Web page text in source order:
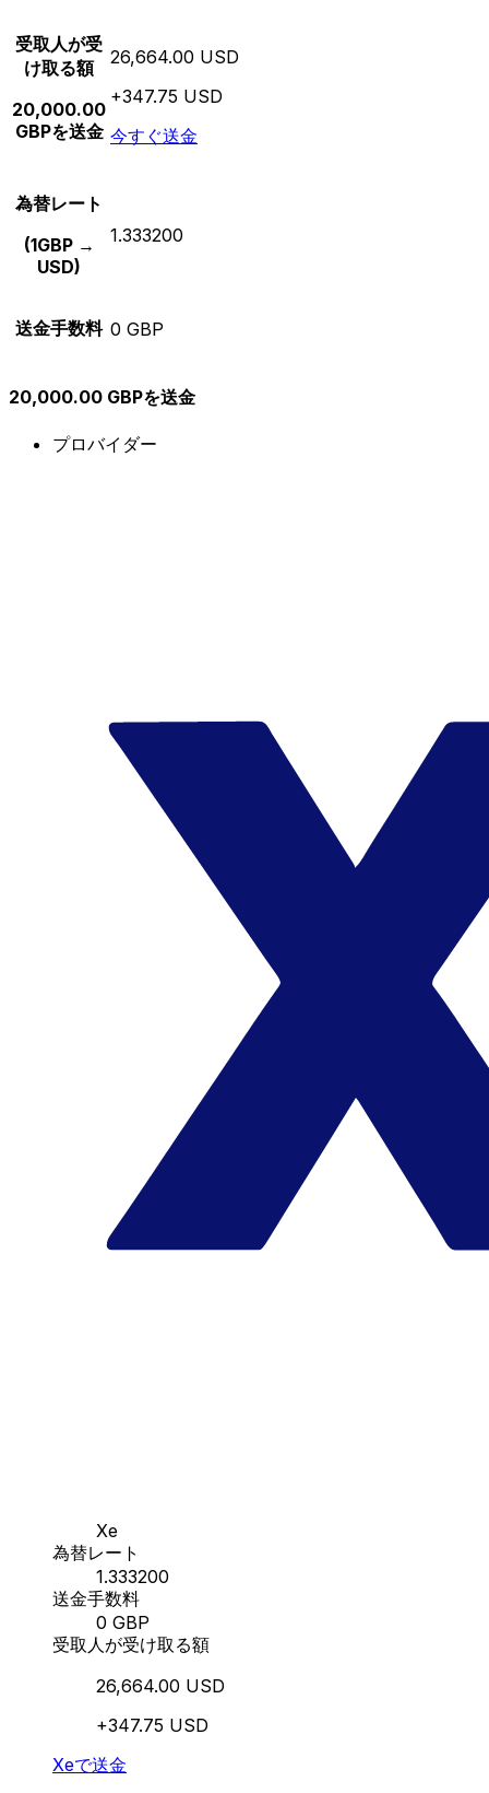
受取人が受
け取る額
20,000.00
GBPを送金
26,664.00 USD
+347.75 USD
今すぐ送金
為替レート
(1GBP →
USD)
1.333200
送金手数料 0 GBP
20,000.00 GBPを送金
プロバイダー
Xe
為替レート
1.333200
送金手数料
0 GBP
受取人が受け取る額
26,664.00 USD
+347.75 USD
Xeで送金